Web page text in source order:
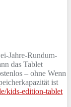
Jahre-Rundum-
das Tablet
– ohne Wenn
ist
kids-edition-tablet